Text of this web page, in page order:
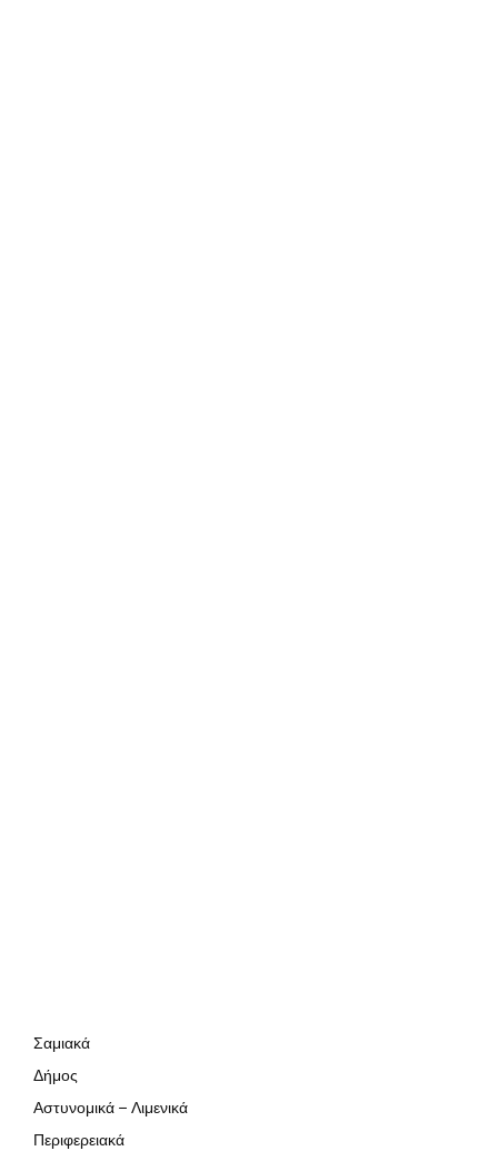
Σαμιακά
Δήμος
Αστυνομικά – Λιμενικά
Περιφερειακά